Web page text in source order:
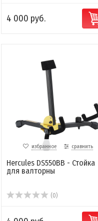
4 000 руб.
избранное сравнить
Hercules DS550BB - Стойка
для валторны
(0)